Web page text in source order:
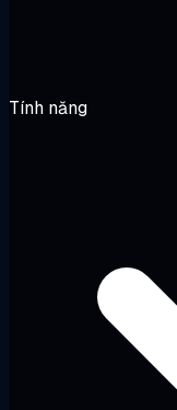
Tính năng